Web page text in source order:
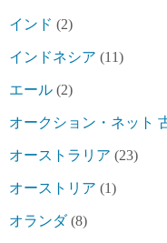
インド (2)
インドネシア (11)
エール (2)
オークション・ネット
オーストラリア (23)
オーストリア (1)
オランダ(8)